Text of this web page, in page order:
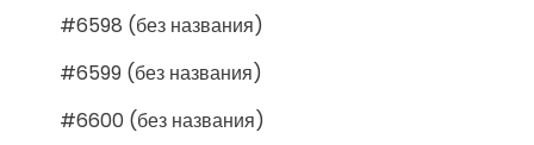
#6598 (без названия)
#6599 (без названия)
#6600 (без названия)